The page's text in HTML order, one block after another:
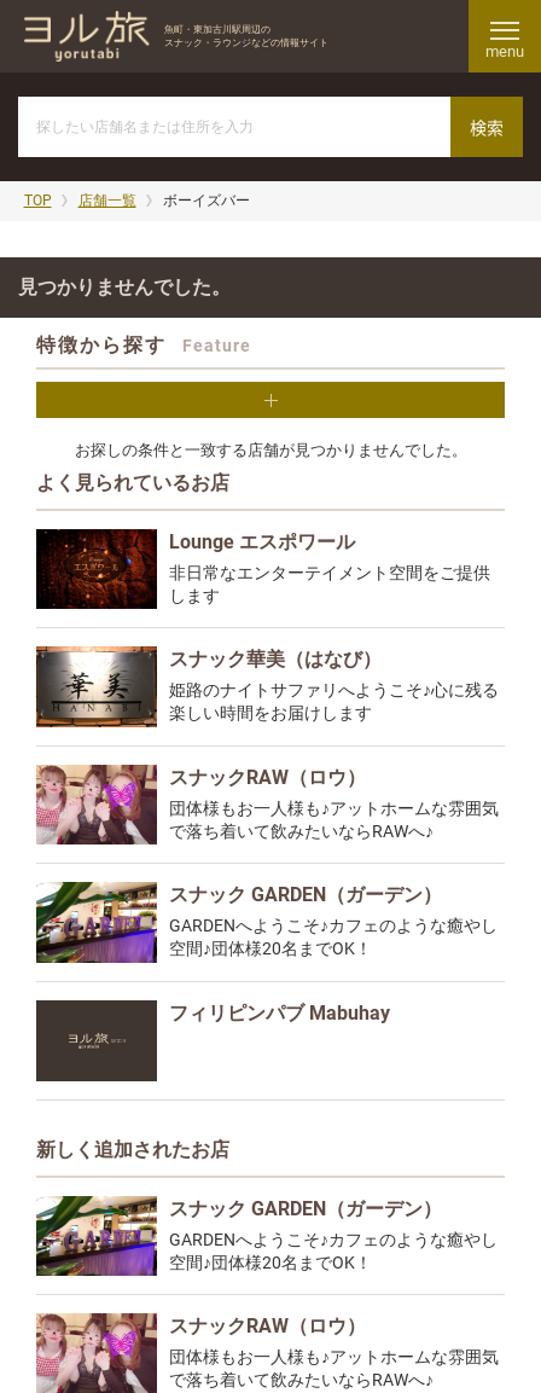
魚町・東加古川駅周辺の
スナック・ラウンジなどの情報サイト
menu
TOP 店舗一覧 ボーイズバー
見つかりませんでした。
特徴から探す Feature
お探しの条件と一致する店舗が見つかりませんでした。
よく見られているお店
Lounge エスポワール
非日常なエンターテイメント空間をご提供
します
スナック華美（はなび）
姫路のナイトサファリへようこそ♪心に残る
楽しい時間をお届けします
スナックRAW（ロウ）
団体様もお一人様も♪アットホームな雰囲気
で落ち着いて飲みたいならRAWへ♪
スナック GARDEN（ガーデン）
GARDENへようこそ♪カフェのような癒やし
空間♪団体様20名までOK！
フィリピンパブ Mabuhay
新しく追加されたお店
スナック GARDEN（ガーデン）
GARDENへようこそ♪カフェのような癒やし
空間♪団体様20名までOK！
スナックRAW（ロウ）
団体様もお一人様も♪アットホームな雰囲気
で落ち着いて飲みたいならRAWへ♪